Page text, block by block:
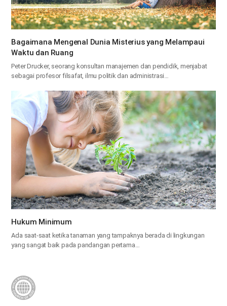
Bagaimana Mengenal Dunia Misterius yang Melampaui
Waktu dan Ruang
Peter Drucker, seorang konsultan manajemen dan pendidik, menjabat
sebagai profesor filsafat, ilmu politik dan administrasi…
Hukum Minimum
Ada saat-saat ketika tanaman yang tampaknya berada di lingkungan
yang sangat baik pada pandangan pertama…